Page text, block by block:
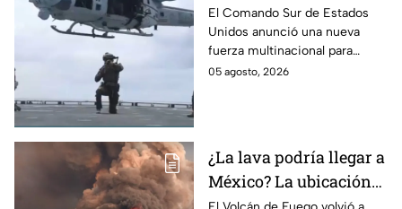
Conjunta del
Hemisferio Occidental
contra los cárteles de la
droga
El Comando Sur de Estados
Unidos anunció una nueva
fuerza multinacional para
combatir cárteles de droga en
05 agosto, 2026
¿La lava podría llegar a
México? La ubicación